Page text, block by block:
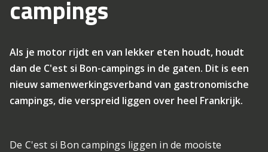
campings
Als je motor rijdt en van lekker eten houdt, houdt
dan de C'est si Bon-campings in de gaten. Dit is een
nieuw samenwerkingsverband van gastronomische
campings, die verspreid liggen over heel Frankrijk.
De C'est si Bon campings liggen in de mooiste